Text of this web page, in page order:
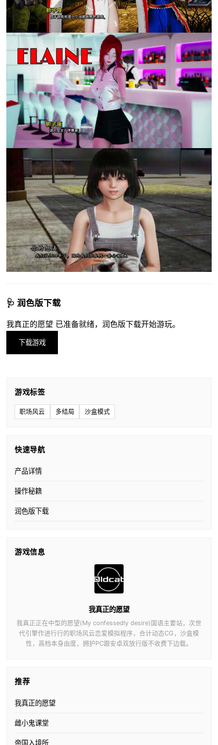
🩺 润色版下载
我真正的愿望 已准备就绪，润色版下载开始游玩。
下载游戏
游戏标签
职场风云 多结局 沙盒模式
快速导航
产品详情
操作秘籍
润色版下载
游戏信息
我真正的愿望
我真正正在中型的愿望(My confessedly desire)国语主要站，次世
代引擎作进行行的职场风云恋爱模拟程序，合计动态CG，沙盒模
性，高档本身由度，拥护PC跟安卓双放行版不收费下边载。
推荐
我真正的愿望
雌小鬼课堂
帝国入境所